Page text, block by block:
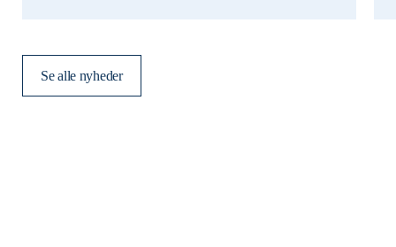
Se alle nyheder